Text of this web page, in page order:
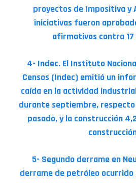
proyectos de Impositiva y
iniciativas fueron
afirmativos contra
4- Indec. El Instituto
Censos (Indec) emitió un
caída en la actividad
durante septiembre, respecto
pasado, y la construcción
5- Segundo derrame en
derrame de petróleo ocurrido